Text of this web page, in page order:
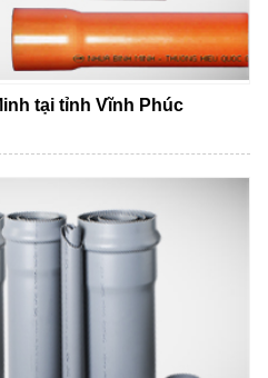
tại tỉnh Vĩnh Phúc